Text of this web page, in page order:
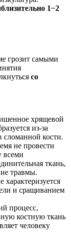
1−2
грозит самыми
со
хрящевой
из-за
сломанной кости.
не провести
всеми
ткань,
травмы.
характеризуется
и сращиванием
процесс,
костную ткань
человеку